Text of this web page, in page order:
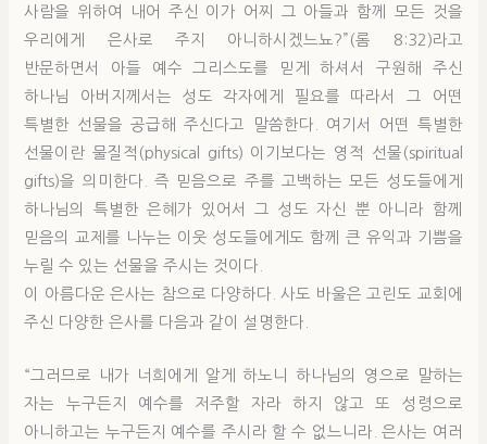
사람을 위하여 내어 주신 이가 어찌 그 아들과 함께 모든 것을
우리에게 은사로 주지 아니하시겠느뇨?”(롬 8:32)라고
반문하면서 아들 예수 그리스도를 믿게 하셔서 구원해 주신
하나님 아버지께서는 성도 각자에게 필요를 따라서 그 어떤
특별한 선물을 공급해 주신다고 말씀한다. 여기서 어떤 특별한
선물이란 물질적(physical gifts) 이기보다는 영적 선물(spiritual
gifts)을 의미한다. 즉 믿음으로 주를 고백하는 모든 성도들에게
하나님의 특별한 은혜가 있어서 그 성도 자신 뿐 아니라 함께
믿음의 교제를 나누는 이웃 성도들에게도 함께 큰 유익과 기쁨을
누릴 수 있는 선물을 주시는 것이다.
이 아름다운 은사는 참으로 다양하다. 사도 바울은 고린도 교회에
주신 다양한 은사를 다음과 같이 설명한다.
“그러므로 내가 너희에게 알게 하노니 하나님의 영으로 말하는
자는 누구든지 예수를 저주할 자라 하지 않고 또 성령으로
아니하고는 누구든지 예수를 주시라 할 수 없느니라. 은사는 여러